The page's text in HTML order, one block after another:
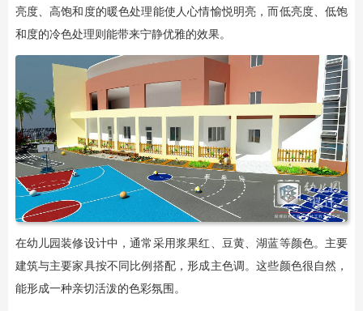
亮度、高饱和度的暖色处理能使人心情愉悦明亮，而低亮度、低饱
和度的冷色处理则能带来宁静优雅的效果。
在幼儿园装修设计中，通常采用浆果红、豆黄、湖蓝等颜色。主要
建筑与主要家具按不同比例搭配，形成主色调。这些颜色很自然，
能形成一种亲切活泼的色彩氛围。